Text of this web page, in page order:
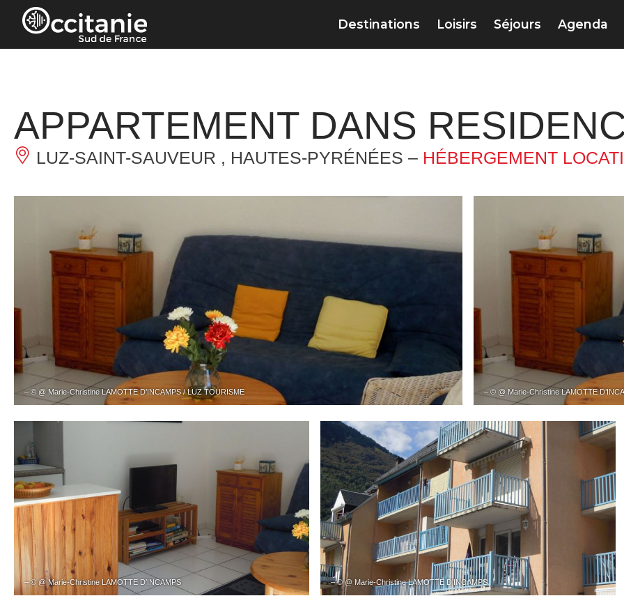
Panneau de gestion des cookies
Destinations Loisirs Séjours Agenda
APPARTEMENT DANS
LUZ-SAINT-SAUVEUR , HAUTES-PYRÉNÉES – HÉBERGEMENT
– © @ Marie-Christine LAMOTTE D’INCAMPS / LUZ TOURISME – © @ Marie-Christine LAMOTTE
– © @ Marie-Christine LAMOTTE D’INCAMPS – © @ Marie-Christine LAMOTTE D’INCAMPS